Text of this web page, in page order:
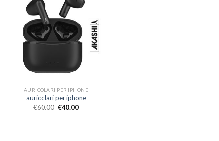
AURICOLARI PER IPHONE
auricolari per iphone
€60.00 €40.00